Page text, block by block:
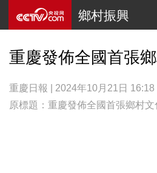
鄉村振興
重慶發佈全國首張
重慶日報 | 2024年10月21日 16:18
原標題：重慶發佈全國首張鄉村文